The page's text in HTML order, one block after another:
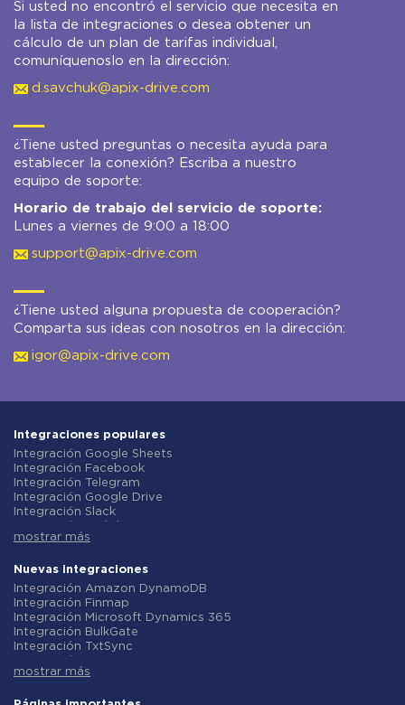
Si usted no encontró el servicio que necesita en
la lista de integraciones o desea obtener un
cálculo de un plan de tarifas individual,
comuníquenoslo en la dirección:
d.savchuk@apix-drive.com
¿Tiene usted preguntas o necesita ayuda para
establecer la conexión? Escriba a nuestro
equipo de soporte:
Horario de trabajo del servicio de soporte:
Lunes a viernes de 9:00 a 18:00
support@apix-drive.com
¿Tiene usted alguna propuesta de cooperación?
Comparta sus ideas con nosotros en la dirección:
igor@apix-drive.com
Integraciones populares
Integración Google Sheets
Integración Facebook
Integración Telegram
Integración Google Drive
Integración Slack
Integración Gmail
Integración ClickUp
Integración Airtable
Integración Google Contacts
Integración OpenAI (ChatGPT)
Integración Instagram
Integración ActiveCampaign
Integración Typeform
Integración Salesforce CRM
Integración Notion
mostrar más
Nuevas integraciones
Integración Amazon DynamoDB
Integración Finmap
Integración Microsoft Dynamics 365
Integración BulkGate
Integración TxtSync
Integración Corezoid
mostrar más